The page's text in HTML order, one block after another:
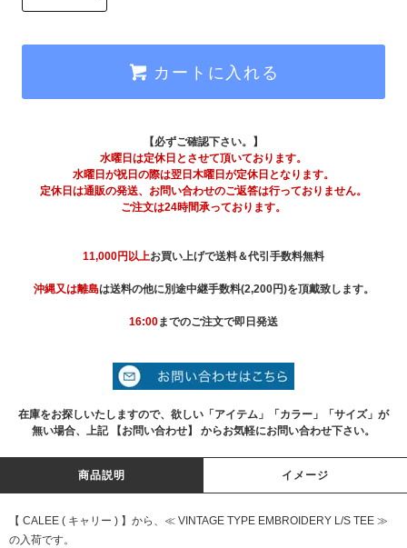
カートに入れる
【必ずご確認下さい。】
水曜日は定休日とさせて頂いております。
水曜日が祝日の際は翌日木曜日が定休日となります。
定休日は通販の発送、お問い合わせのご返答は行っておりません。
ご注文は24時間承っております。
11,000円以上お買い上げで送料＆代引手数料無料
沖縄又は離島は送料の他に別途中継手数料(2,200円)を頂戴致します。
16:00までのご注文で即日発送
在庫をお探しいたしますので、欲しい「アイテム」「カラー」「サイズ」が
無い場合、上記 【お問い合わせ】 からお気軽にお問い合わせ下さい。
商品説明 イメージ
【 CALEE ( キャリー ) 】から、≪ VINTAGE TYPE EMBROIDERY L/S TEE ≫
の入荷です。